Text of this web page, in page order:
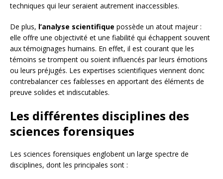
techniques qui leur seraient autrement inaccessibles.
De plus, l’analyse scientifique possède un atout majeur :
elle offre une objectivité et une fiabilité qui échappent souvent
aux témoignages humains. En effet, il est courant que les
témoins se trompent ou soient influencés par leurs émotions
ou leurs préjugés. Les expertises scientifiques viennent donc
contrebalancer ces faiblesses en apportant des éléments de
preuve solides et indiscutables.
Les différentes disciplines des
sciences forensiques
Les sciences forensiques englobent un large spectre de
disciplines, dont les principales sont :